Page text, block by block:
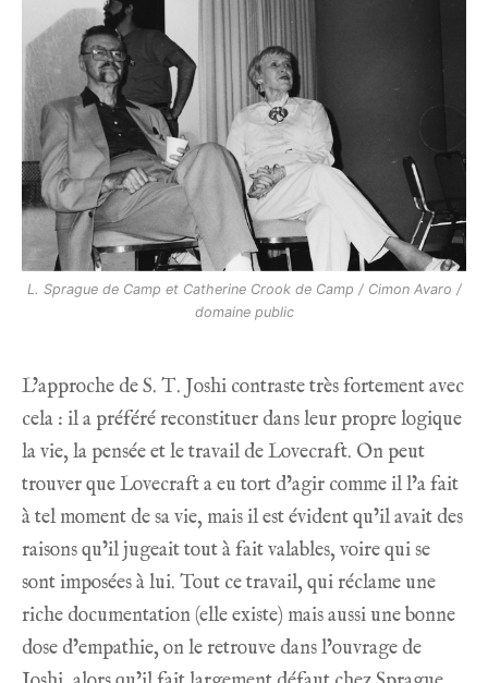
L. Sprague de Camp et Catherine Crook de Camp / Cimon Avaro /
domaine public
L’approche de S. T. Joshi contraste très fortement avec
cela : il a préféré reconstituer dans leur propre logique
la vie, la pensée et le travail de Lovecraft. On peut
trouver que Lovecraft a eu tort d’agir comme il l’a fait
à tel moment de sa vie, mais il est évident qu’il avait des
raisons qu’il jugeait tout à fait valables, voire qui se
sont imposées à lui. Tout ce travail, qui réclame une
riche documentation (elle existe) mais aussi une bonne
dose d’empathie, on le retrouve dans l’ouvrage de